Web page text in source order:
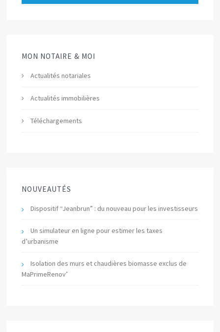
MON NOTAIRE & MOI
Actualités notariales
Actualités immobilières
Téléchargements
NOUVEAUTÉS
Dispositif “Jeanbrun” : du nouveau pour les investisseurs
Un simulateur en ligne pour estimer les taxes
d’urbanisme
Isolation des murs et chaudières biomasse exclus de
MaPrimeRenov’